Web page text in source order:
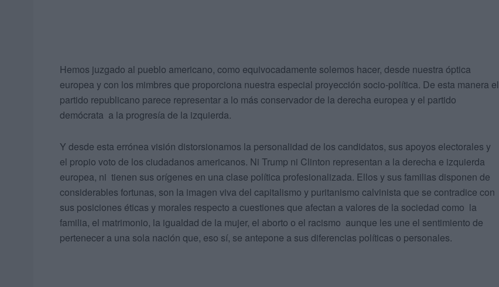
Hemos juzgado al pueblo americano, como equivocadamente solemos hacer, desde nuestra óptica
europea y con los mimbres que proporciona nuestra especial proyección socio-política. De esta manera el
partido republicano parece representar a lo más conservador de la derecha europea y el partido
demócrata a la progresía de la izquierda.
Y desde esta errónea visión distorsionamos la personalidad de los candidatos, sus apoyos electorales y
el propio voto de los ciudadanos americanos. Ni Trump ni Clinton representan a la derecha e izquierda
europea, ni tienen sus orígenes en una clase política profesionalizada. Ellos y sus familias disponen de
considerables fortunas, son la imagen viva del capitalismo y puritanismo calvinista que se contradice con
sus posiciones éticas y morales respecto a cuestiones que afectan a valores de la sociedad como la
familia, el matrimonio, la igualdad de la mujer, el aborto o el racismo aunque les une el sentimiento de
pertenecer a una sola nación que, eso sí, se antepone a sus diferencias políticas o personales.